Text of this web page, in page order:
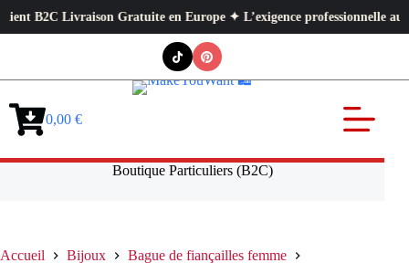
Gratuite en Europe ✦ L’exigence professionnelle au service de
Panier0,00 €
Boutique Particuliers (B2C)
Accueil Bijoux
Bague de fiançailles femme